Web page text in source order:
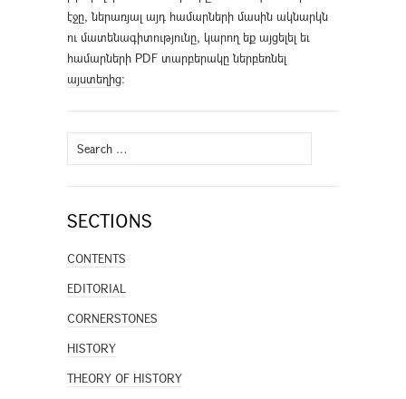
էջը, ներառյալ այդ համարների մասին ակնարկն
ու մատենագիտությունը, կարող եք այցելել եւ
համարների PDF տարբերակը ներբեռնել
այստեղից։
Search
for:
SECTIONS
CONTENTS
EDITORIAL
CORNERSTONES
HISTORY
THEORY OF HISTORY